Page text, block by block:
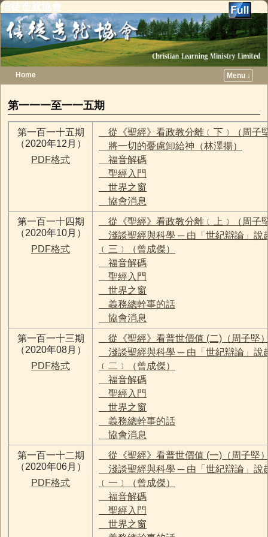
信徒造就協會
Home
Menu ↓
第一一一至一一五期
第一百一十五期
（2020年12月）
PDF格式
從《聖經》看政教分離﹝下﹞（周子
將一切的憂慮卸給神（林澤揚）
福音解碼
聖經入門
世界之窗
協會消息
第一百一十四期
（2020年10月）
PDF格式
從《聖經》看政教分離﹝上﹞（周子
淺談聖經與科學 ─ 由「世紀辯論」說
﹝三﹞（曾成傑）
福音解碼
聖經入門
世界之窗
義務總幹事的話
協會消息
第一百一十三期
（2020年08月）
PDF格式
從《聖經》看普世價值 (二)（周子堅
淺談聖經與科學 ─ 由「世紀辯論」說
﹝二﹞（曾成傑）
福音解碼
聖經入門
世界之窗
義務總幹事的話
協會消息
第一百一十二期
（2020年06月）
PDF格式
從《聖經》看普世價值 (一)（周子堅
淺談聖經與科學 ─ 由「世紀辯論」說
﹝一﹞（曾成傑）
福音解碼
聖經入門
世界之窗